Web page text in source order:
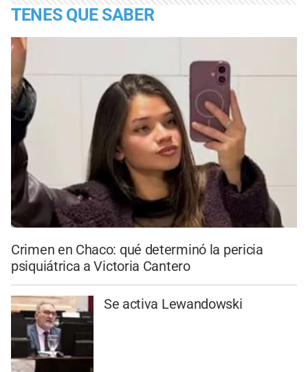
TENES QUE SABER
Crimen en Chaco: qué determinó la pericia
psiquiátrica a Victoria Cantero
Se activa Lewandowski